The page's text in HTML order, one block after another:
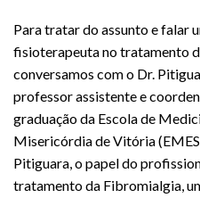
Para tratar do assunto e falar
fisioterapeuta no tratamento
conversamos com o Dr.
professor assistente e
graduação da Escola de
Misericórdia de Vitória
Pitiguara, o papel do
tratamento da Fibromialgia,